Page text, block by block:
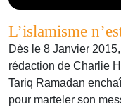
L’islamisme
Dès le 8 Janvier
rédaction de Charlie
Tariq Ramadan
pour marteler son